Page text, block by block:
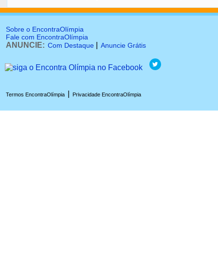
Sobre o EncontraOlímpia
Fale com EncontraOlímpia
ANUNCIE: Com Destaque Anuncie Grátis
Termos EncontraOlímpia Privacidade EncontraOlímpia